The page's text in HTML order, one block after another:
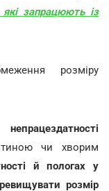
запрацюють із
розміру
чи хворим
й пологах у
розмір